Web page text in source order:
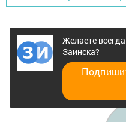
Желаете
Заинска?